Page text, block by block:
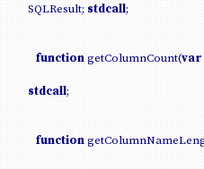
SQLResult; stdcall;
functiongetColumnCount(var
stdcall;
function